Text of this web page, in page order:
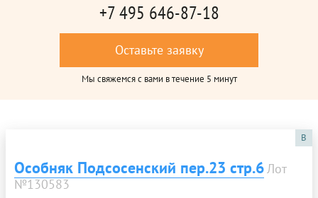
+7 495 646-87-18
Оставьте заявку
Мы свяжемся с вами в течение 5 минут
B
Особняк Подсосенский пер.23 стр.6Лот
№130583